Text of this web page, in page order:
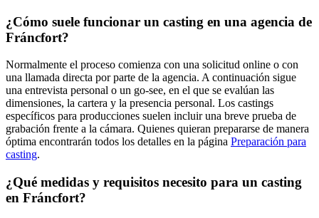
¿Cómo suele funcionar un casting en una agencia de
Fráncfort?
Normalmente el proceso comienza con una solicitud online o con
una llamada directa por parte de la agencia. A continuación sigue
una entrevista personal o un go-see, en el que se evalúan las
dimensiones, la cartera y la presencia personal. Los castings
específicos para producciones suelen incluir una breve prueba de
grabación frente a la cámara. Quienes quieran prepararse de manera
óptima encontrarán todos los detalles en la página Preparación para
casting.
¿Qué medidas y requisitos necesito para un casting
en Fráncfort?